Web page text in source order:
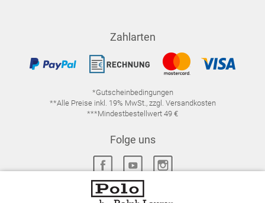
Zahlarten
*Gutscheinbedingungen
**Alle Preise inkl. 19% MwSt., zzgl. Versandkosten
***Mindestbestellwert 49 €
Folge uns